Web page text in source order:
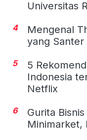
Universitas
4
Mengenal
yang Santer
5
5
Indonesia
Netflix
6
Gurita
Minimarket,